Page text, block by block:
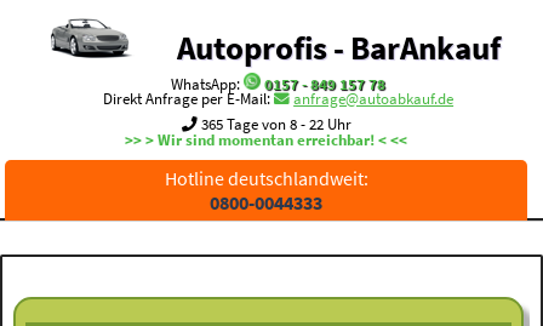
Autoprofis - BarAnkauf
WhatsApp:
0157 - 849 157 78
Direkt Anfrage per E-Mail:
anfrage@autoabkauf.de
365 Tage von 8 - 22 Uhr
>> > Wir sind momentan erreichbar! < <<
Hotline deutschlandweit:
0800-0044333